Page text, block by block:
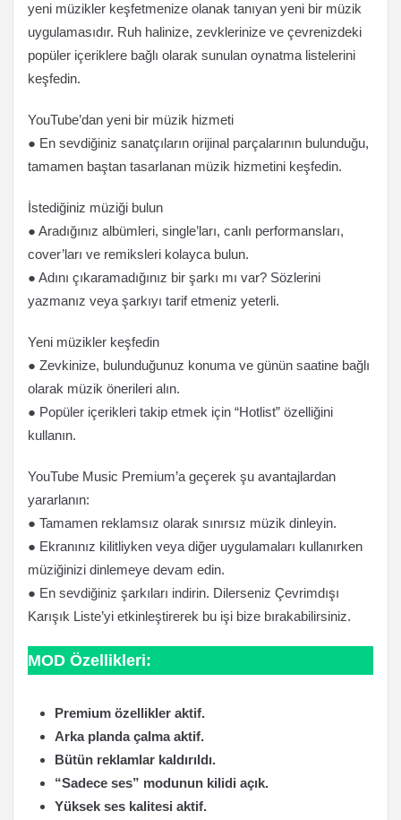
yeni müzikler keşfetmenize olanak tanıyan yeni bir müzik
uygulamasıdır. Ruh halinize, zevklerinize ve çevrenizdeki
popüler içeriklere bağlı olarak sunulan oynatma listelerini
keşfedin.
YouTube’dan yeni bir müzik hizmeti
● En sevdiğiniz sanatçıların orijinal parçalarının bulunduğu,
tamamen baştan tasarlanan müzik hizmetini keşfedin.
İstediğiniz müziği bulun
● Aradığınız albümleri, single’ları, canlı performansları,
cover’ları ve remiksleri kolayca bulun.
● Adını çıkaramadığınız bir şarkı mı var? Sözlerini
yazmanız veya şarkıyı tarif etmeniz yeterli.
Yeni müzikler keşfedin
● Zevkinize, bulunduğunuz konuma ve günün saatine bağlı
olarak müzik önerileri alın.
● Popüler içerikleri takip etmek için “Hotlist” özelliğini
kullanın.
YouTube Music Premium’a geçerek şu avantajlardan
yararlanın:
● Tamamen reklamsız olarak sınırsız müzik dinleyin.
● Ekranınız kilitliyken veya diğer uygulamaları kullanırken
müziğinizi dinlemeye devam edin.
● En sevdiğiniz şarkıları indirin. Dilerseniz Çevrimdışı
Karışık Liste’yi etkinleştirerek bu işi bize bırakabilirsiniz.
MOD Özellikleri:
Premium özellikler aktif.
Arka planda çalma aktif.
Bütün reklamlar kaldırıldı.
“Sadece ses” modunun kilidi açık.
Yüksek ses kalitesi aktif.